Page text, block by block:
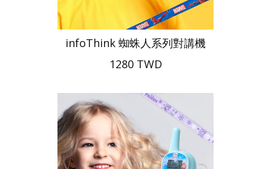
infoThink 蜘蛛人系列對講機
1280 TWD